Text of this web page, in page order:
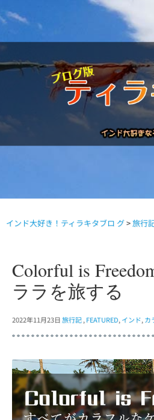
インド大好き！ティラキタブロ グ>旅行
Colorful is
ララを旅する
2022年11月23日旅行記, FEATURED, インド, カ